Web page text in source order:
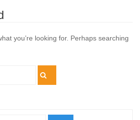
you’re looking for. Perhaps searching